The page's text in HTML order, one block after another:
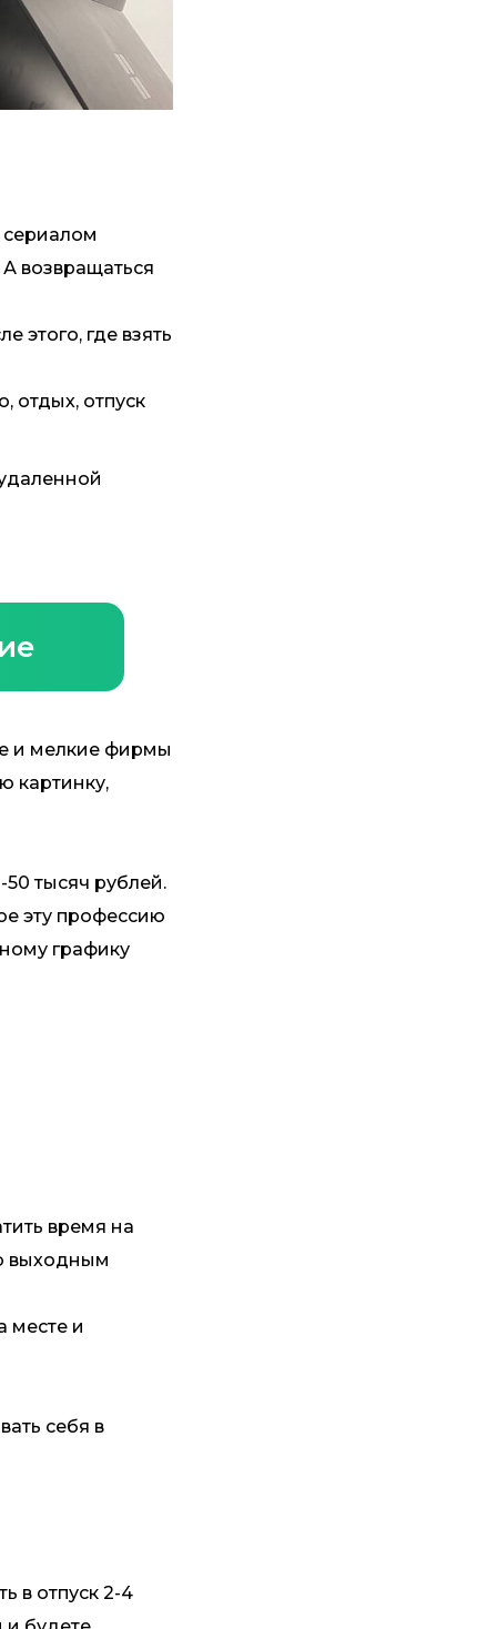
сериалом
возвращаться
этого, где взять
отдых, отпуск
и мелкие фирмы
картинку,
тысяч рублей.
эту профессию
графику
время на
выходным
месте и
себя в
в отпуск 2-4